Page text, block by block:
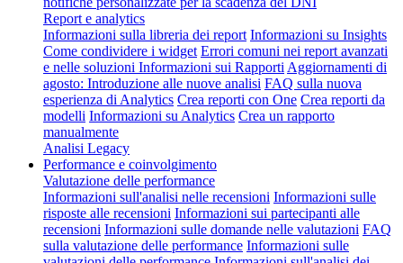
Report e analytics
Informazioni sulla libreria dei report Informazioni su Insights
Come condividere i widget Errori comuni nei report avanzati
e nelle soluzioni Informazioni sui Rapporti Aggiornamenti di
agosto: Introduzione alle nuove analisi FAQ sulla nuova
esperienza di Analytics Crea reporti con One Crea reporti da
modelli Informazioni su Analytics Crea un rapporto
manualmente
Analisi Legacy
Performance e coinvolgimento
Valutazione delle performance
Informazioni sull'analisi nelle recensioni Informazioni sulle
risposte alle recensioni Informazioni sui partecipanti alle
recensioni Informazioni sulle domande nelle valutazioni FAQ
sulla valutazione delle performance Informazioni sulle